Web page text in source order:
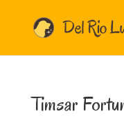
Timsar